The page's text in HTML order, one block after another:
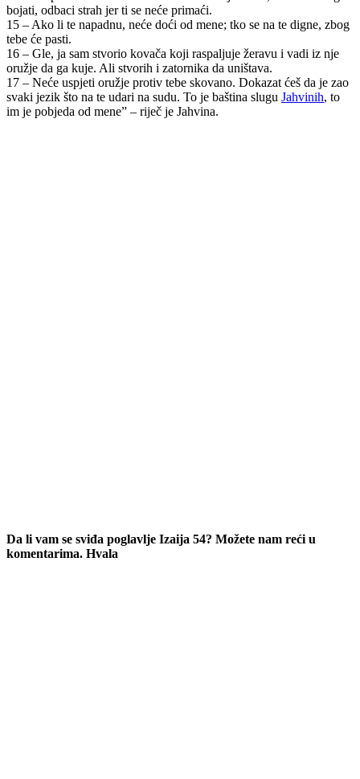
bojati, odbaci strah jer ti se neće primaći.
15 – Ako li te napadnu, neće doći od mene; tko se na te digne, zbog
tebe će pasti.
16 – Gle, ja sam stvorio kovača koji raspaljuje žeravu i vadi iz nje
oružje da ga kuje. Ali stvorih i zatornika da uništava.
17 – Neće uspjeti oružje protiv tebe skovano. Dokazat ćeš da je zao
svaki jezik što na te udari na sudu. To je baština slugu Jahvinih, to
im je pobjeda od mene” – riječ je Jahvina.
Da li vam se sviđa poglavlje Izaija 54? Možete nam reći u
komentarima. Hvala